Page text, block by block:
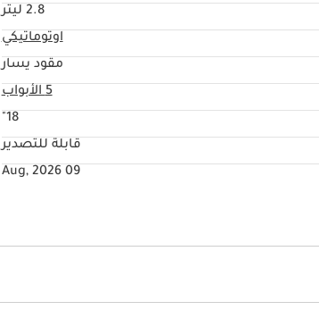
2.8 ليتر
اوتوماتيكي
مقود يسار
5 الأبواب
18"
قابلة للتصدير
09 Aug, 2026